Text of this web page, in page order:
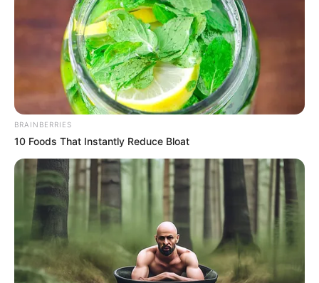
BRAINBERRIES
10 Foods That Instantly Reduce Bloat